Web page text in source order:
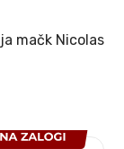
mačk Nicolas